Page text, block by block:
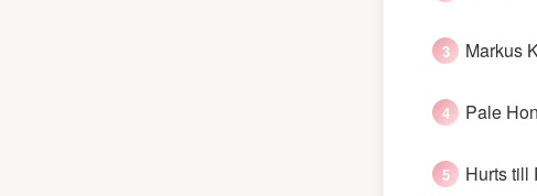
Markus
Pale
Hurts till